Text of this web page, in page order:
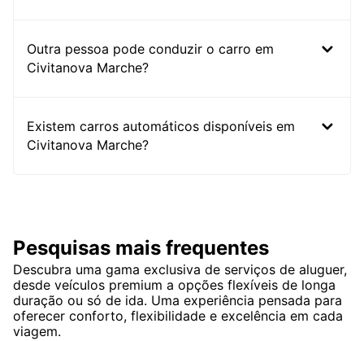
Outra pessoa pode conduzir o carro em
Civitanova Marche?
Existem carros automáticos disponíveis em
Civitanova Marche?
Pesquisas mais frequentes
Descubra uma gama exclusiva de serviços de aluguer,
desde veículos premium a opções flexíveis de longa
duração ou só de ida. Uma experiência pensada para
oferecer conforto, flexibilidade e excelência em cada
viagem.